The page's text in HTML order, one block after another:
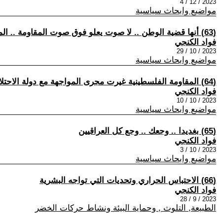
2023 / 12 / 4
مواضيع وابحاث سياسية
(63) أنها قضية الوطن .. لا صوت يعلو فوق صوت المقاومة .. المقاومة الفلسطينية لن تخسر غزة .. والفلسطينيون لن يقبلوا بالتهجير مجددا
فواد الكنجي
2023 / 10 / 29
مواضيع وابحاث سياسية
(64) المقاومة الفلسطينية غيرت مجرى المواجهة مع دولة الاحتلال
فواد الكنجي
2023 / 10 / 10
مواضيع وابحاث سياسية
(65) بغديدا .. وجعك .. وجع كل العراقيين
فواد الكنجي
2023 / 10 / 3
مواضيع وابحاث سياسية
(66) الاحتباس الحراري وتحديات التي تواجه البشرية
فواد الكنجي
2023 / 9 / 28
الطبيعة, التلوث , وحماية البيئة ونشاط حركات الخضر